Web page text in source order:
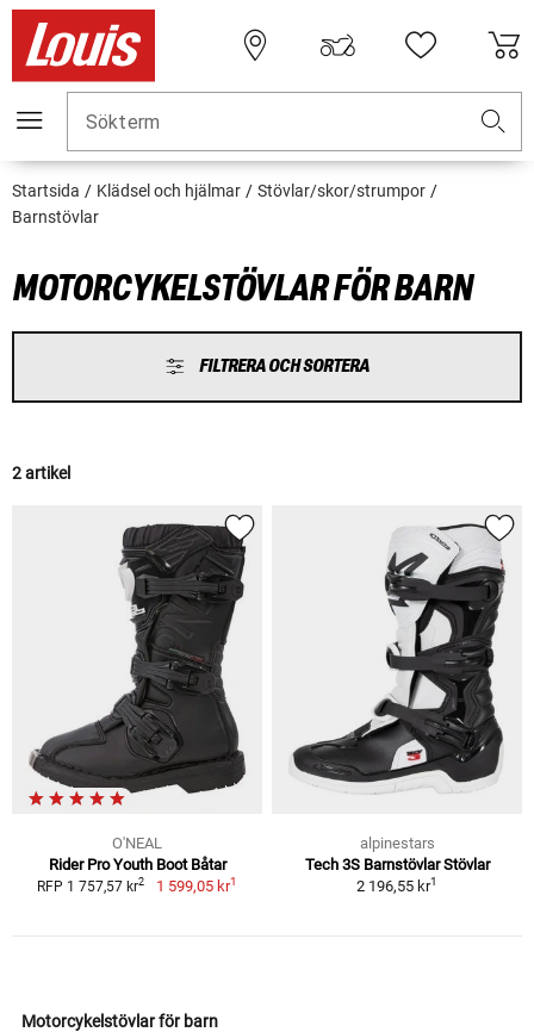
Sökterm
Startsida Klädsel och hjälmar
Stövlar/skor/strumpor
Barnstövlar
MOTORCYKELSTÖVLAR FÖR BARN
FILTRERA OCH SORTERA
2 artikel
O'NEAL
Rider Pro Youth Boot Båtar
RFP 1 757,57 kr2 1 599,05 kr1
alpinestars
Tech 3S Barnstövlar Stövlar
2 196,55 kr1
Motorcykelstövlar för barn